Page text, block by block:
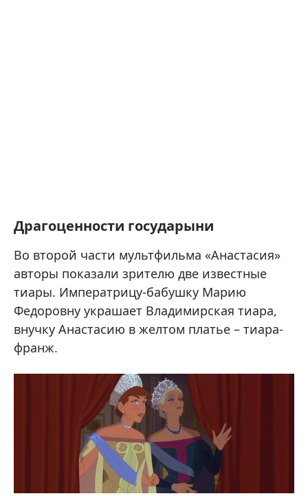
Драгоценности государыни
Во второй части мультфильма «Анастасия»
авторы показали зрителю две известные
тиары. Императрицу-бабушку Марию
Федоровну украшает Владимирская тиара,
внучку Анастасию в желтом платье – тиара-
франж.